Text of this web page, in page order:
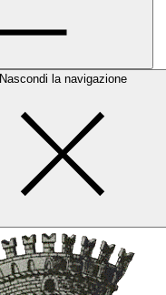
Nascondi la navigazione